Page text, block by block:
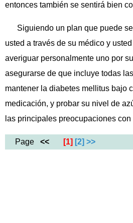
entonces también se sentirá bien
Siguiendo un plan que puede
usted a través de su médico y
averiguar personalmente uno por
asegurarse de que incluye todas
mantener la diabetes mellitus bajo
medicación, y probar su nivel de
las principales preocupaciones
Page << [1] [2] >>